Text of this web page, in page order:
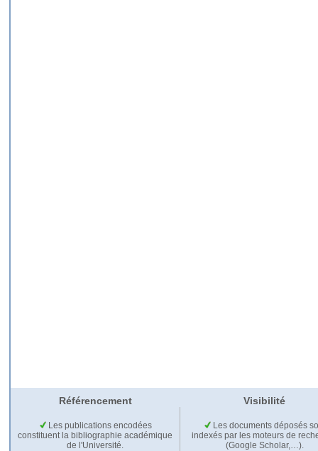
Référencement Visibilité
Les publications encodées
constituent la bibliographie académique
de l'Université.
Les documents déposés
indexés par les moteurs de
(Google Scholar,…).